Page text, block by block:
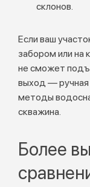
склонов.
Если ваш
забором или на
не сможет
выход — ручная
методы
скважина.
Более